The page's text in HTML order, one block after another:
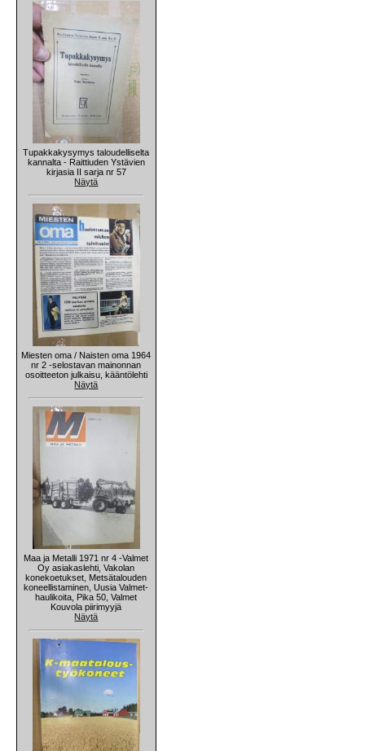
Tupakkakysymys taloudelliselta
kannalta - Raittiuden Ystävien
kirjasia II sarja nr 57
Näytä
Miesten oma / Naisten oma 1964
nr 2 -selostavan mainonnan
osoitteeton julkaisu, kääntölehti
Näytä
Maa ja Metalli 1971 nr 4 -Valmet
Oy asiakaslehti, Vakolan
konekoetukset, Metsätalouden
koneellistaminen, Uusia Valmet-
haulikoita, Pika 50, Valmet
Kouvola piirimyyjä
Näytä